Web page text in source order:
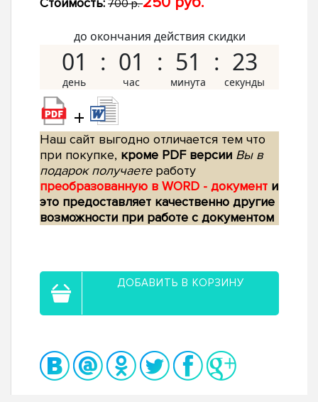
700 р.
до окончания действия скидки
01 01 51 22
+
Наш сайт выгодно отличается тем что
при покупке, кроме PDF версии Вы в
подарок получаетеработу
преобразованную в WORD - документ и
это предоставляет качественно другие
возможности при работе с документом
ДОБАВИТЬ В КОРЗИНУ